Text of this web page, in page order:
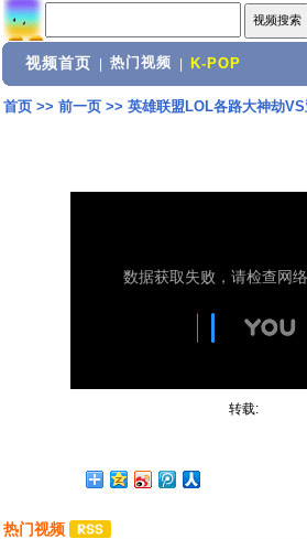
视频首页 热门视频 K-POP
首页>> 前一页>> 英雄联盟LOL各路大神劫
转载:
热门视频